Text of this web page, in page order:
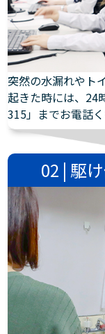
突然の水漏れやト
起きた時には、24
315」までお電話く
02 | 駆